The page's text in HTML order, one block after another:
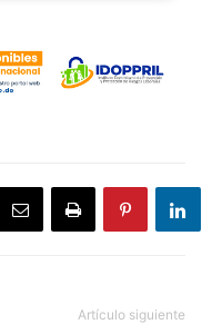
Artículo siguiente